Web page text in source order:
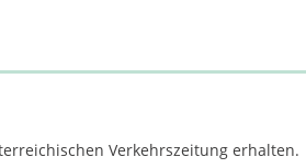
Verkehrszeitung erhalten.